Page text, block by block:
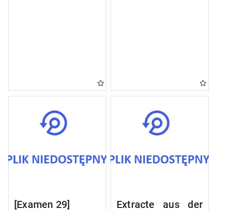
[Examen 29]
Extracte aus der